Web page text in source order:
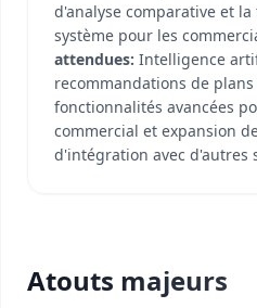
d'analyse comparative et
système pour les
attendues: Intelligence
recommandations de
fonctionnalités avancées
commercial et expansion
d'intégration avec d'autres
Atouts majeurs